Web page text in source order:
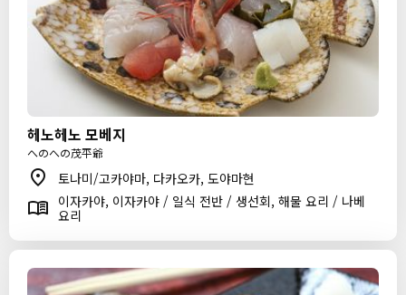
헤노헤노 모베지
へのへの茂平爺
토나미/고카야마, 다카오카, 도야마현
이자카야, 이자카야 / 일식 전반 / 생선회, 해물 요리 / 나베
요리